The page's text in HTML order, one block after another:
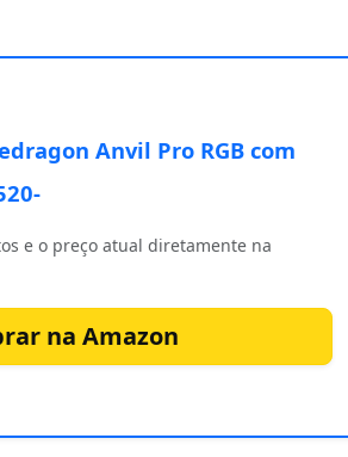
Anvil Pro RGB com
e o preço atual diretamente na
na Amazon